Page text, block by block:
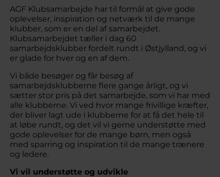
AGF Klubsamarbejde har til formål at give gode
oplevelser, inspiration og netværk til de mange
klubber, som er en del af samarbejdet.
Klubsamarbejdet tæller i dag 60
samarbejdsklubber fordelt rundt i Østjylland, og vi
er glade for hver og en af dem.
Vi både besøger og får besøg af
samarbejdsklubberne flere gange årligt, og vi
sætter stor pris på det samarbejde, som vi har med
alle klubberne. Vi ved hvor mange frivillige kræfter,
der bliver lagt ude i klubberne for at få det hele til
at løbe rundt, og det vil vi gerne understøtte med
gode oplevelser for de mange børn, men også
med sparring og inspiration til de mange trænere
og ledere.
Vi vil understøtte og udvikle